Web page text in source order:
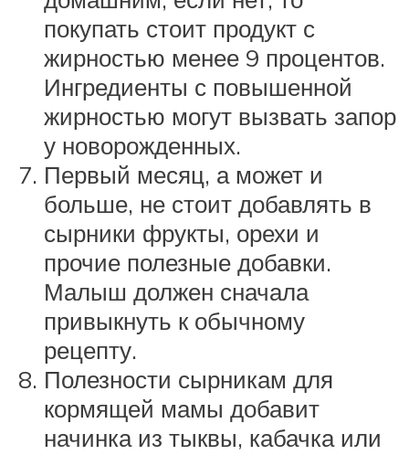
покупать стоит продукт с
жирностью менее 9 процентов.
Ингредиенты с повышенной
жирностью могут вызвать запор
у новорожденных.
Первый месяц, а может и
больше, не стоит добавлять в
сырники фрукты, орехи и
прочие полезные добавки.
Малыш должен сначала
привыкнуть к обычному
рецепту.
Полезности сырникам для
кормящей мамы добавит
начинка из тыквы, кабачка или